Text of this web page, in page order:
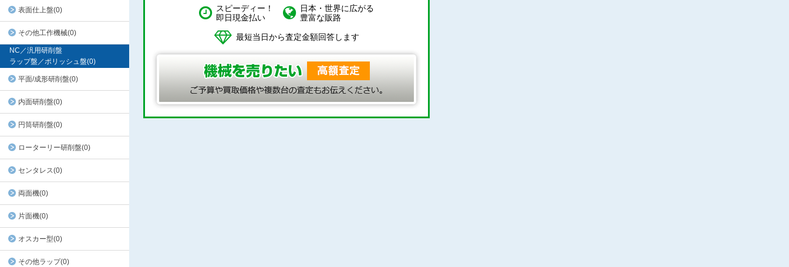
表面仕上盤(0)
その他工作機械(0)
NC／汎用研削盤
ラップ盤／ポリッシュ盤(0)
平面/成形研削盤(0)
内面研削盤(0)
円筒研削盤(0)
ローターリー研削盤(0)
センタレス(0)
両面機(0)
片面機(0)
オスカー型(0)
その他ラップ(0)
スピーディー！
即日現金払い
日本・世界に広がる
豊富な販路
最短当日から査定金額回答します